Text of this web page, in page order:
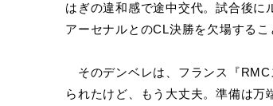
はぎの違和感で途中交代。試合後に
アーセナルとのCL決勝を欠場する
そのデンベレは、フランス『RMC
られたけど、もう大丈夫。準備は万